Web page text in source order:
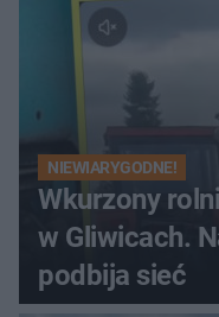
NIEWIARYGODNE!
Wkurzony
w Gliwicach.
podbija sieć